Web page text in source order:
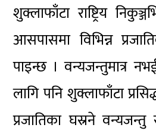
शुक्लाफाँटा राष्ट्रिय
आसपासमा विभिन्न
पाइन्छ । वन्यजन्तुमात्र
लागि पनि शुक्लाफाँटा
प्रजातिका घस्रने